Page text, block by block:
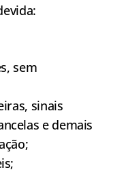
sem
sinais
e demais